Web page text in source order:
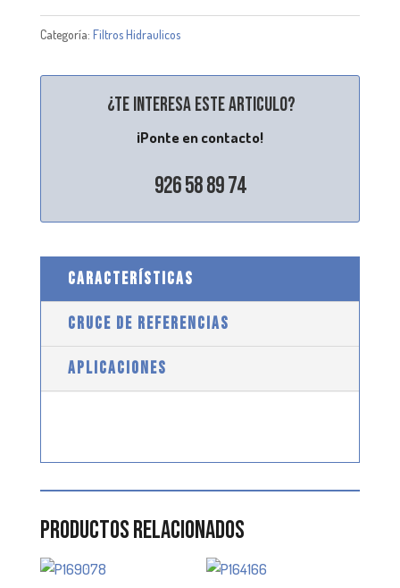
Categoría: Filtros Hidraulicos
¿Te interesa este articulo?
¡Ponte en contacto!
926 58 89 74
CARACTERÍSTICAS
CRUCE DE REFERENCIAS
APLICACIONES
Productos relacionados